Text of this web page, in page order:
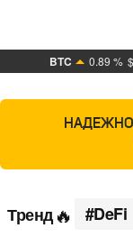
BTC 0.89 %
Тренд #DeFi